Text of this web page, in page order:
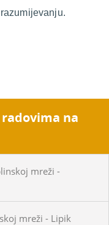
na
mreži -
mreži - Lipik